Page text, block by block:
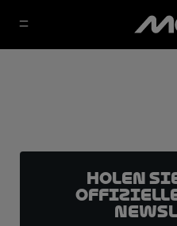
Holen